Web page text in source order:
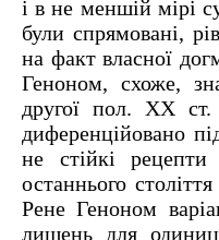
і в не меншій мірі
були спрямовані,
на факт власної
Геноном, схоже,
другої пол. XX
диференційовано
не стійкі
останнього
Рене Геноном
лишень для